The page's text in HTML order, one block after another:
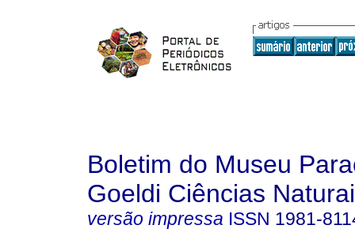
Boletim do Museu
Goeldi Ciências
versão impressa ISSN 1981-